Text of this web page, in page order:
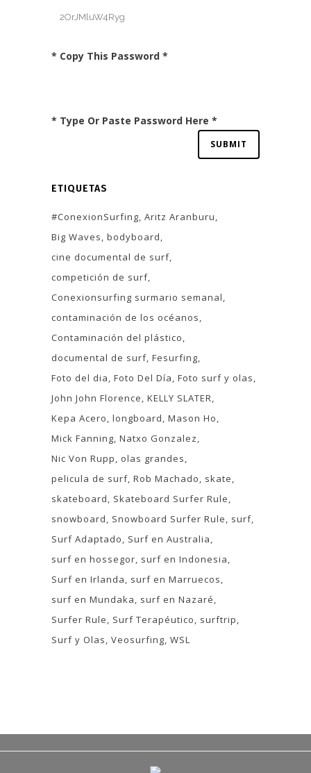
* Copy This Password *
* Type Or Paste Password Here *
ETIQUETAS
#ConexionSurfing Aritz Aranburu
Big Waves bodyboard
cine documental de surf
competición de surf
Conexionsurfing surmario semanal
contaminación de los océanos
Contaminación del plástico
documental de surf Fesurfing
Foto del dia Foto Del Día Foto surf y olas
John John Florence KELLY SLATER
Kepa Acero longboard Mason Ho
Mick Fanning Natxo Gonzalez
Nic Von Rupp
olas grandes
pelicula de surf Rob Machado
skate
skateboard
Skateboard Surfer Rule
snowboard
Snowboard Surfer Rule
surf
Surf Adaptado
Surf en Australia
surf en hossegor surf en Indonesia
Surf en Irlanda
surf en Marruecos
surf en Mundaka
surf en Nazaré
Surfer Rule
Surf Terapéutico
surftrip
Surf y Olas Veosurfing WSL